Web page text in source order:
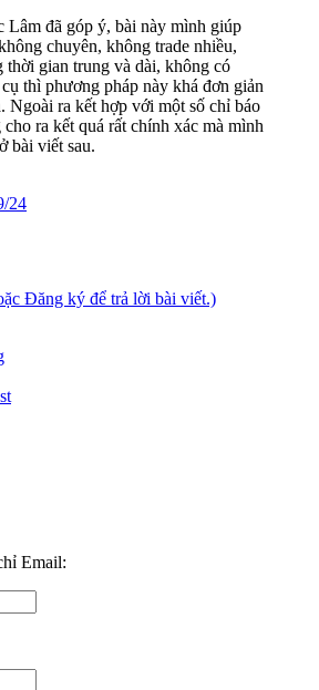
Lâm đã góp ý, bài này mình giúp
chuyên, không trade nhiều,
thời gian trung và dài, không có
thì phương pháp này khá đơn giản
Ngoài ra kết hợp với một số chỉ báo
ra kết quá rất chính xác mà mình
bài viết sau.
24
Đăng ký để trả lời bài viết.)
Email: